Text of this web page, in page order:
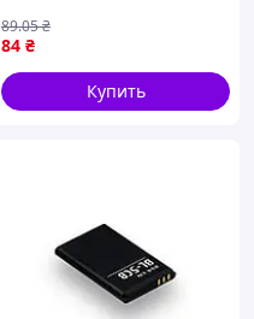
84 ₴
89.05₴
Купить